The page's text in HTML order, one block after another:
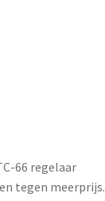
66 regelaar
tegen meerprijs.